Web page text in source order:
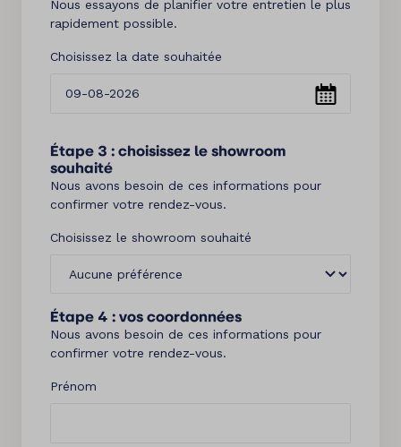
Nous essayons de planifier votre entretien le plus
rapidement possible.
Choisissez la date souhaitée
Étape 3 : choisissez le showroom
souhaité
Nous avons besoin de ces informations pour
confirmer votre rendez-vous.
Choisissez le showroom souhaité
Étape 4 : vos coordonnées
Nous avons besoin de ces informations pour
confirmer votre rendez-vous.
Prénom